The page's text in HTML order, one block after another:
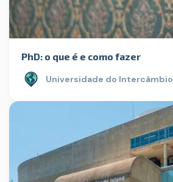
PhD: o que é e como fazer
Universidade do Intercâmbio